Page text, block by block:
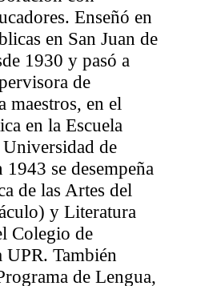
Enseñó en
en San Juan de
1930 y pasó a
de
maestros, en el
en la Escuela
de
se desempeña
de las Artes del
y Literatura
Colegio de
UPR. También
de Lengua,